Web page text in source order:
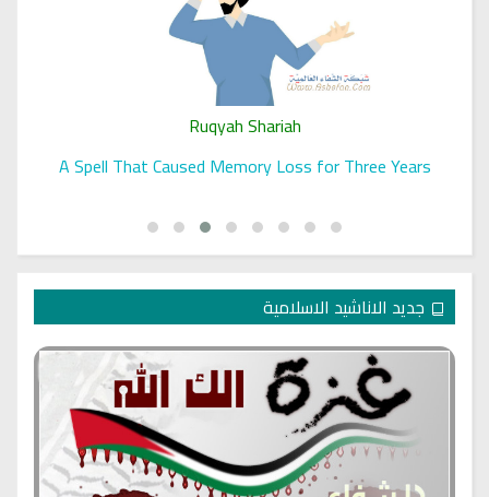
Ruqyah Shariah
A Spell That Caused Memory Loss for Three Years
جديد الاناشيد الاسلامية